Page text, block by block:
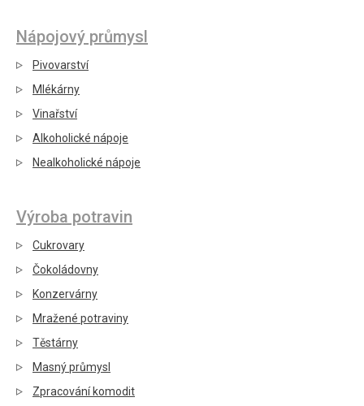
Nápojový průmysl
Pivovarství
Mlékárny
Vinařství
Alkoholické nápoje
Nealkoholické nápoje
Výroba potravin
Cukrovary
Čokoládovny
Konzervárny
Mražené potraviny
Těstárny
Masný průmysl
Zpracování komodit